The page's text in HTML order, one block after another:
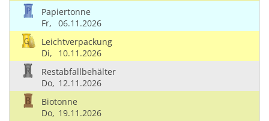
Papiertonne
Fr,
06.11.2026
Leichtverpackung
Di,
10.11.2026
Restabfallbehälter
Do, 12.11.2026
Biotonne
Do, 19.11.2026